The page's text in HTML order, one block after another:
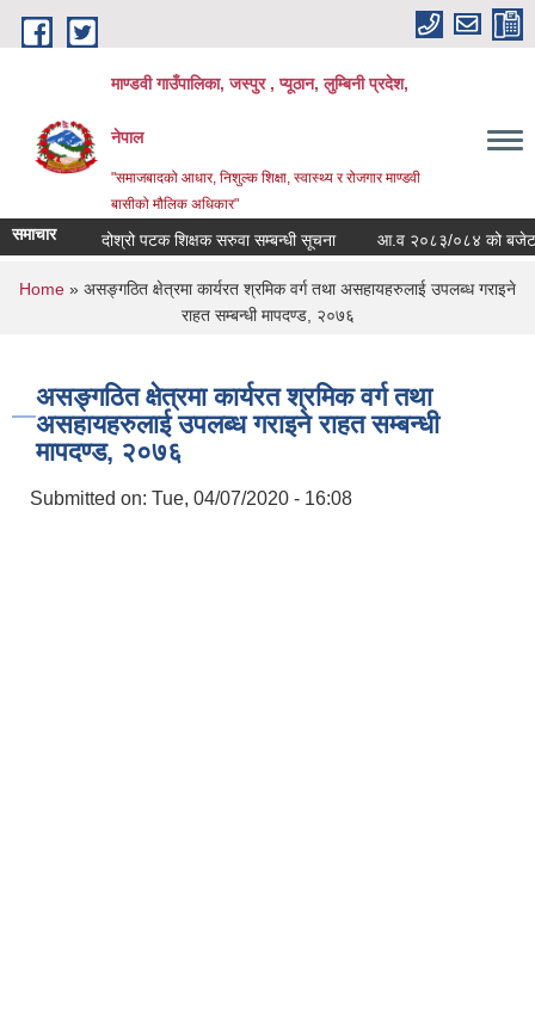
Skip to main content
माण्डवी गाउँपालिका, जस्पुर , प्यूठान, लुम्बिनी प्रदेश,
नेपाल
"समाजबादको आधार, निशुल्क शिक्षा, स्वास्थ्य र रोजगार माण्डवी
बासीको मौलिक अधिकार"
समाचार दोश्रो पटक शिक्षक सरुवा सम्बन्धी सूचना आ.व २०८३/०८४ को बजेट
You are here
Home » असङ्गठित क्षेत्रमा कार्यरत श्रमिक वर्ग तथा असहायहरुलाई उपलब्ध गराइने
राहत सम्बन्धी मापदण्ड, २०७६
असङ्गठित क्षेत्रमा कार्यरत श्रमिक वर्ग तथा
असहायहरुलाई उपलब्ध गराइने राहत सम्बन्धी
मापदण्ड, २०७६
Submitted on: Tue, 04/07/2020 - 16:08